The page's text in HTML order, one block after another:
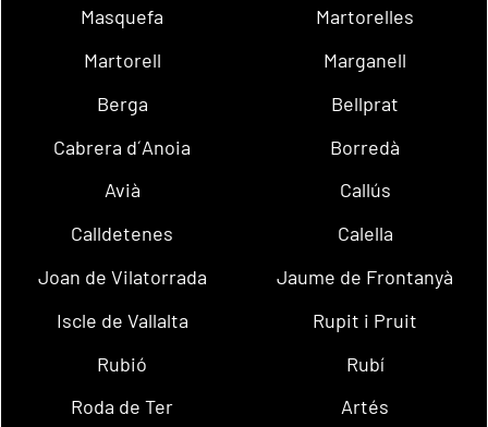
Masquefa
Martorelles
Martorell
Marganell
Berga
Bellprat
Cabrera d´Anoia
Borredà
Avià
Callús
Calldetenes
Calella
Joan de Vilatorrada
Jaume de Frontanyà
Iscle de Vallalta
Rupit i Pruit
Rubió
Rubí
Roda de Ter
Artés